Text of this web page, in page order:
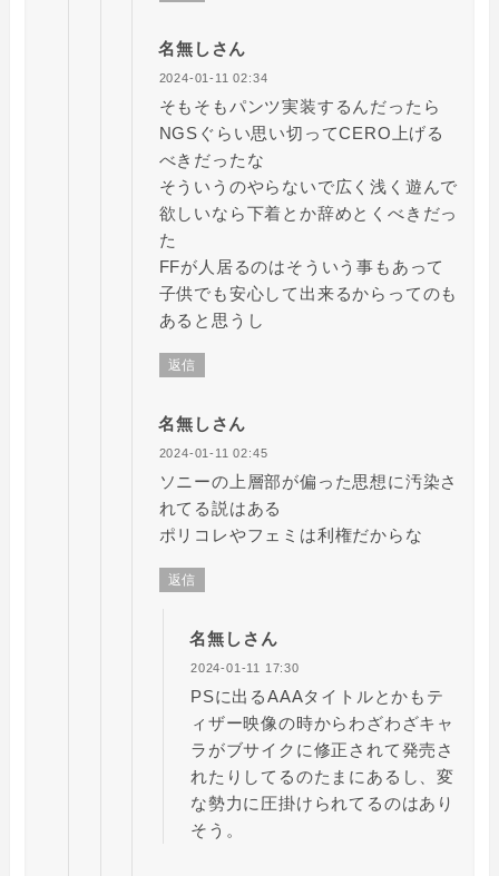
名無しさん
2024-01-11 02:34
そもそもパンツ実装するんだったら
NGSぐらい思い切ってCERO上げる
べきだったな
そういうのやらないで広く浅く遊んで
欲しいなら下着とか辞めとくべきだっ
た
FFが人居るのはそういう事もあって
子供でも安心して出来るからってのも
あると思うし
返信
名無しさん
2024-01-11 02:45
ソニーの上層部が偏った思想に汚染さ
れてる説はある
ポリコレやフェミは利権だからな
返信
名無しさん
2024-01-11 17:30
PSに出るAAAタイトルとかもテ
ィザー映像の時からわざわざキャ
ラがブサイクに修正されて発売さ
れたりしてるのたまにあるし、変
な勢力に圧掛けられてるのはあり
そう。